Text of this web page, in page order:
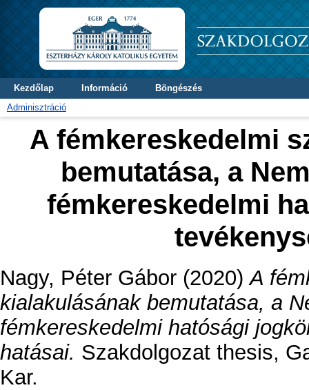
Kezdőlap Információ
Böngészés
Adminisztráció
A fémkereskedelmi
bemutatása, a
fémkereskedelmi
Nagy, Péter Gábor (2020)A
kialakulásának bemutatása, a
fémkereskedelmi hatósági
hatásai. Szakdolgozat thesis,
Kar.